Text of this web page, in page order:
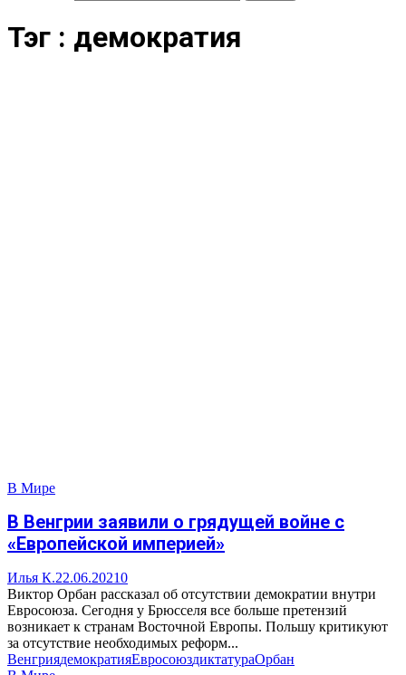
Тэг : демократия
В Мире
В Венгрии заявили о грядущей войне с
«Европейской империей»
Илья К.22.06.20210
Виктор Орбан рассказал об отсутствии демократии внутри
Евросоюза. Сегодня у Брюсселя все больше претензий
возникает к странам Восточной Европы. Польшу критикуют
за отсутствие необходимых реформ...
ВенгриядемократияЕвросоюздиктатураОрбан